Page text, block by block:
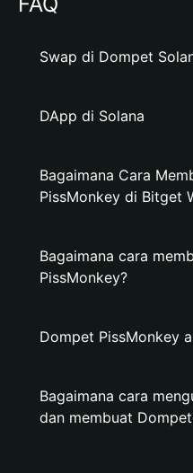
Swap di Dompet
DApp di Solana
Bagaimana Cara
PissMonkey di Bitget
Bagaimana cara
PissMonkey?
Dompet PissMonkey
Bagaimana cara
dan membuat